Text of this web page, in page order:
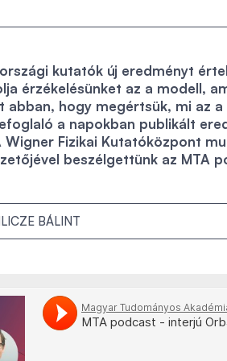
kutatók új eredményt
érzékelésünket az a modell,
abban, hogy megértsük, mi az
a napokban publikált
Wigner Fizikai Kutatóközpont
beszélgettünk az MTA
BÁLINT